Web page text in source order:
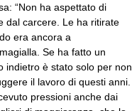
“Non ha aspettato di
dal carcere. Le ha ritirate
era ancora a
Se ha fatto un
indietro è stato solo per non
il lavoro di questi anni.
pressioni anche dai